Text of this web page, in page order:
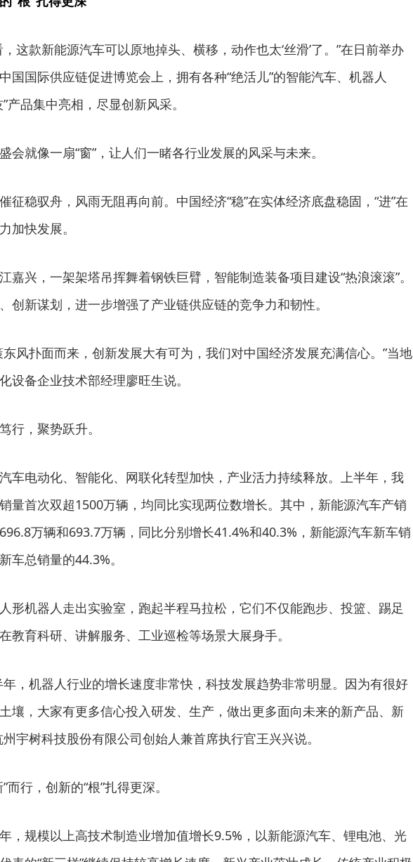
，这款新能源汽车可以原地掉头、横移，动作也太‘丝滑’了。”在日前举办
国国际供应链促进博览会上，拥有各种“绝活儿”的智能汽车、机器人
产品集中亮相，尽显创新风采。
会就像一扇“窗”，让人们一睹各行业发展的风采与未来。
征稳驭舟，风雨无阻再向前。中国经济“稳”在实体经济底盘稳固，“进”在
加快发展。
嘉兴，一架架塔吊挥舞着钢铁巨臂，智能制造装备项目建设“热浪滚滚”。
创新谋划，进一步增强了产业链供应链的竞争力和韧性。
东风扑面而来，创新发展大有可为，我们对中国经济发展充满信心。”当地
设备企业技术部经理廖旺生说。
行，聚势跃升。
车电动化、智能化、网联化转型加快，产业活力持续释放。上半年，我
量首次双超1500万辆，均同比实现两位数增长。其中，新能源汽车产销
万辆和693.7万辆，同比分别增长41.4%和40.3%，新能源汽车新车销
车总销量的44.3%。
形机器人走出实验室，跑起半程马拉松，它们不仅能跑步、投篮、踢足
教育科研、讲解服务、工业巡检等场景大展身手。
年，机器人行业的增长速度非常快，科技发展趋势非常明显。因为有很好
壤，大家有更多信心投入研发、生产，做出更多面向未来的新产品、新
州宇树科技股份有限公司创始人兼首席执行官王兴兴说。
”而行，创新的“根”扎得更深。
，规模以上高技术制造业增加值增长9.5%，以新能源汽车、锂电池、光